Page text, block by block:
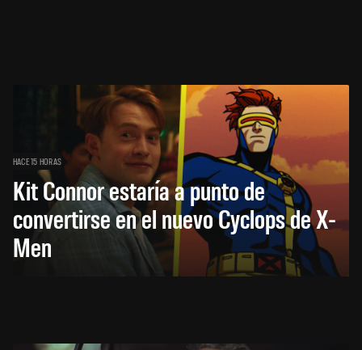
HACE 15 HORAS
Kit Connor estaría a punto de
convertirse en el nuevo Cyclops de X-
Men